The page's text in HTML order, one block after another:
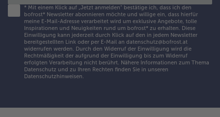
* Mit einem Klick auf „Jetzt anmelden" bestätige ich, dass ich den
bofrost* Newsletter abonnieren möchte und willige ein, dass hierfür
meine E-Mail-Adresse verarbeitet wird um exklusive Angebote, tolle
Inspirationen und Neuigkeiten rund um bofrost* zu erhalten. Diese
Einwilligung kann jederzeit durch Klick auf den in jedem Newsletter
bereitgestellten Link oder per E-Mail an datenschutz@bofrost.at
widerrufen werden. Durch den Widerruf der Einwilligung wird die
Rechtmäßigkeit der aufgrund der Einwilligung bis zum Widerruf
erfolgten Verarbeitung nicht berührt. Nähere Informationen zum Thema
Datenschutz und zu Ihren Rechten finden Sie in unseren
Datenschutzhinweisen.